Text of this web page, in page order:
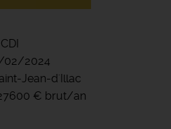
CDI
02/2024
Jean-d'Illac
€ brut/an